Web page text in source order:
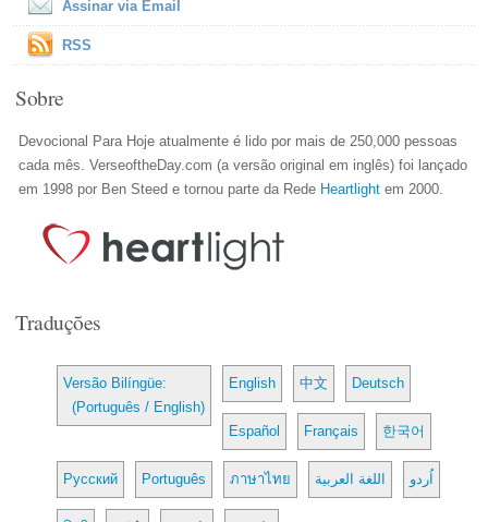
Assinar via Email
RSS
Sobre
Devocional Para Hoje atualmente é lido por mais de 250,000 pessoas
cada mês. VerseoftheDay.com (a versão original em inglês) foi lançado
em 1998 por Ben Steed e tornou parte da Rede Heartlight em 2000.
Traduções
Versão Bilíngüe:
(Português / English)
English 中文 Deutsch
Español Français 한국어
Русский Português ภาษาไทย اللغة العربية اُردو